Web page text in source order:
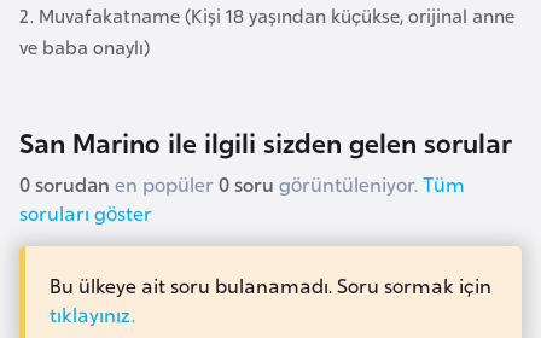
2. Muvafakatname (Kişi 18 yaşından küçükse, orijinal anne
ve baba onaylı)
San Marino ile ilgili sizden gelen sorular
0 sorudan en popüler0 soru görüntüleniyor.Tüm
soruları göster
Bu ülkeye ait soru bulanamadı. Soru sormak için
tıklayınız.
a
H
s
e
k
B
u